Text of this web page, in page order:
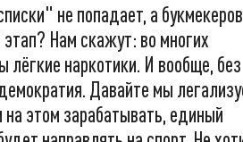
не попадает, а букмекеров
Нам скажут: во многих
лёгкие наркотики. И вообще, без
Давайте мы
этом зарабатывать, единый